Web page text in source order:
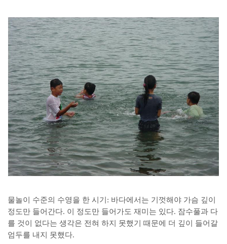
물놀이 수준의 수영을 한 시기: 바다에서는 기껏해야 가슴 깊이
정도만 들어간다. 이 정도만 들어가도 재미는 있다. 잠수풀과 다
를 것이 없다는 생각은 전혀 하지 못했기 때문에 더 깊이 들어갈
엄두를 내지 못했다.